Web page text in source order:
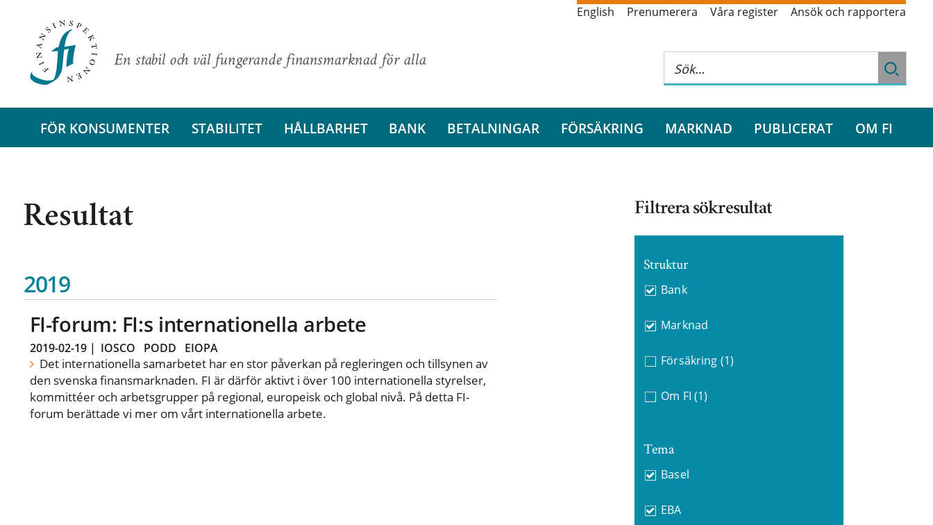
En stabil och väl fungerande finansmarknad för alla
English Prenumerera Våra register Ansök och rapportera
FÖR KONSUMENTER STABILITET HÅLLBARHET BANK BETALNINGAR FÖRSÄKRING MARKNAD PUBLICERAT OM FI
Resultat
2019
FI-forum: FI:s internationella arbete
2019-02-19| IOSCO PODD EIOPA
Det internationella samarbetet har en stor påverkan på regleringen och tillsynen av
den svenska finansmarknaden. FI är därför aktivt i över 100 internationella styrelser,
kommittéer och arbetsgrupper på regional, europeisk och global nivå. På detta FI-
forum berättade vi mer om vårt internationella arbete.
Filtrera sökresultat
Struktur
Bank
Marknad
Försäkring (1)
Om FI (1)
Tema
Basel
EBA